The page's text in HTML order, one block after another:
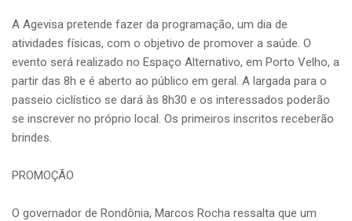
A Agevisa pretende fazer da programação, um dia de
atividades físicas, com o objetivo de promover a saúde. O
evento será realizado no Espaço Alternativo, em Porto Velho, a
partir das 8h e é aberto ao público em geral. A largada para o
passeio ciclístico se dará às 8h30 e os interessados poderão
se inscrever no próprio local. Os primeiros inscritos receberão
brindes.
PROMOÇÃO
O governador de Rondônia, Marcos Rocha ressalta que um